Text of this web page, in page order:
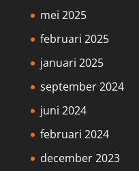
mei 2025
februari 2025
januari 2025
september 2024
juni 2024
februari 2024
december 2023